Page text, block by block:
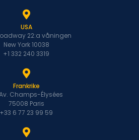
USA
22:a våningen
New York 10038
+1 332 240 3319
Frankrike
Champs-Élysées
75008 Paris
+33 6 77 23 99 59